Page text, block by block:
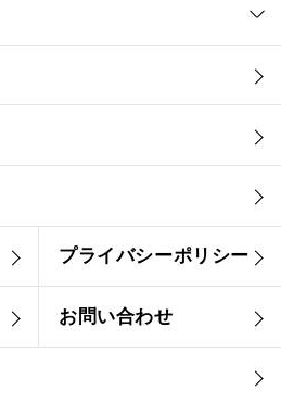
プライバシーポリシー
お問い合わせ